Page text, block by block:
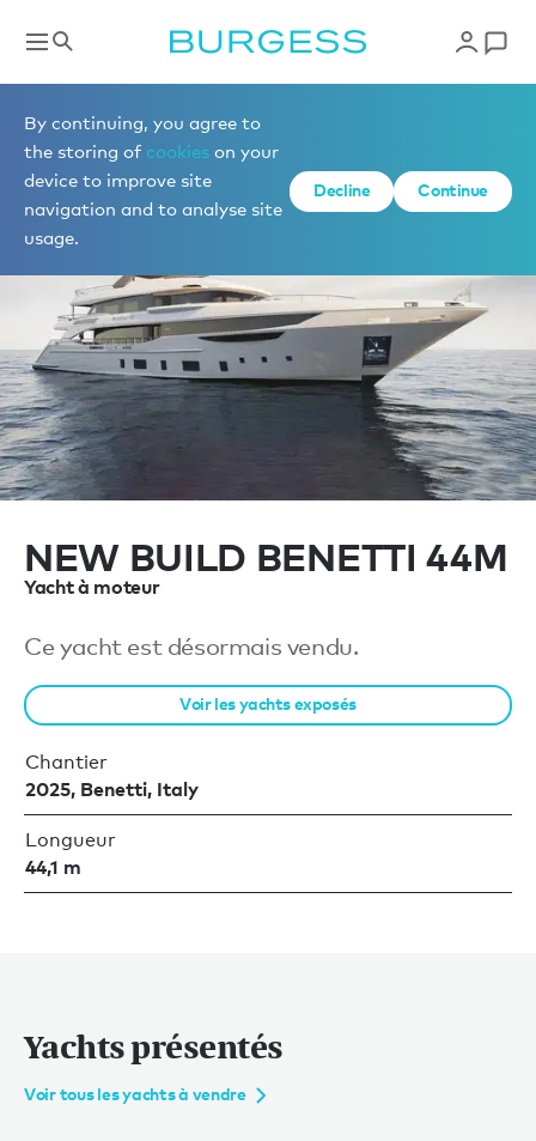
By continuing, you agree to
the storing of cookies on your
device to improve site
navigation and to analyse site
usage.
Decline Continue
Vendre un yacht
NEW BUILD BENETTI 44M
Yacht à moteur
Ce yacht est désormais vendu.
Voir les yachts exposés
Chantier
2025, Benetti, Italy
Longueur
44,1 m
Yachts présentés
Voir tous les yachts à vendre